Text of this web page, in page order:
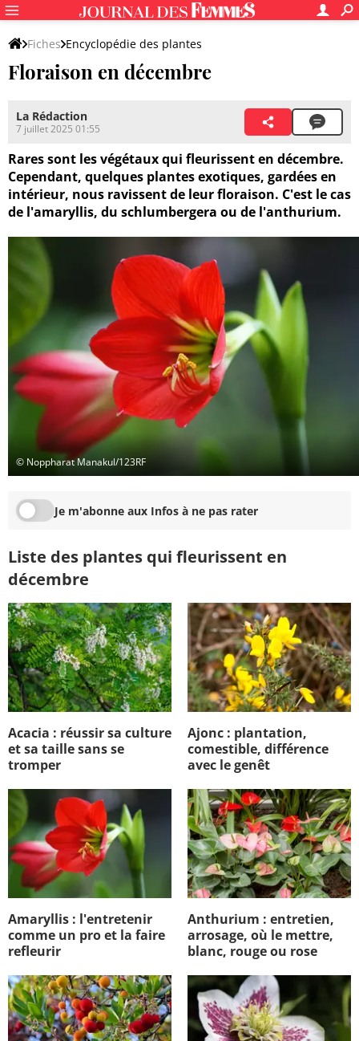
Fiches Encyclopédie des plantes
Caractéristiques des plantes Période de floraison
Floraison en décembre
La Rédaction
7 juillet 2025 01:55
Rares sont les végétaux qui fleurissent en décembre.
Cependant, quelques plantes exotiques, gardées en
intérieur, nous ravissent de leur floraison. C'est le cas
de l'amaryllis, du schlumbergera ou de l'anthurium.
© Noppharat Manakul/123RF
Je m'abonne aux Infos à ne pas rater
Liste des plantes qui fleurissent en
décembre
Acacia : réussir sa culture
et sa taille sans se
tromper
Ajonc : plantation,
comestible, différence
avec le genêt
Amaryllis : l'entretenir
comme un pro et la faire
refleurir
Anthurium : entretien,
arrosage, où le mettre,
blanc, rouge ou rose